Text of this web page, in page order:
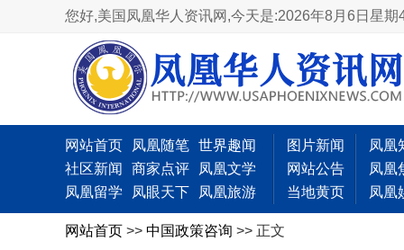
您好,美国凤凰华人资讯网,今天是:2026年8月6日星期
网站首页 凤凰随笔 世界趣闻
社区新闻
商家点评
凤凰文学
凤凰留学
凤眼天下 凤凰旅游
图片新闻
网站公告
当地黄页
凤凰
凤凰
凤凰
网站首页 >> 中国政策咨询 >> 正文